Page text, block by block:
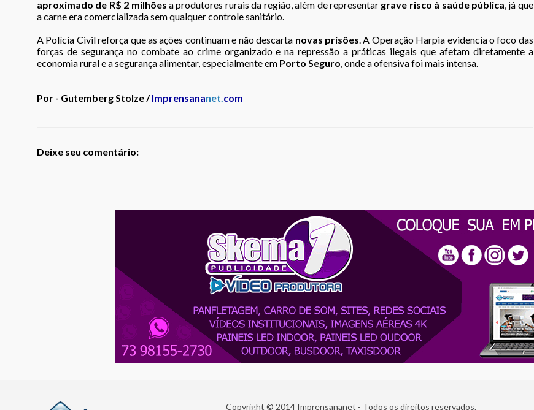
aproximado de R$ 2 milhões a produtores rurais da região, além de representar grave risco à saúde pública, já que
a carne era comercializada sem qualquer controle sanitário.
A Polícia Civil reforça que as ações continuam e não descarta novas prisões. A Operação Harpia evidencia o foco das
forças de segurança no combate ao crime organizado e na repressão a práticas ilegais que afetam diretamente a
economia rural e a segurança alimentar, especialmente em Porto Seguro, onde a ofensiva foi mais intensa.
Por - Gutemberg Stolze /Imprensananet.com
Deixe seu comentário:
Copyright © 2014 Imprensananet - Todos os direitos reservados.